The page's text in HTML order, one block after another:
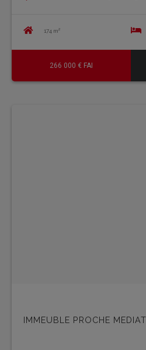
174 m²
266 000 € FAI
IMMEUBLE PROCHE